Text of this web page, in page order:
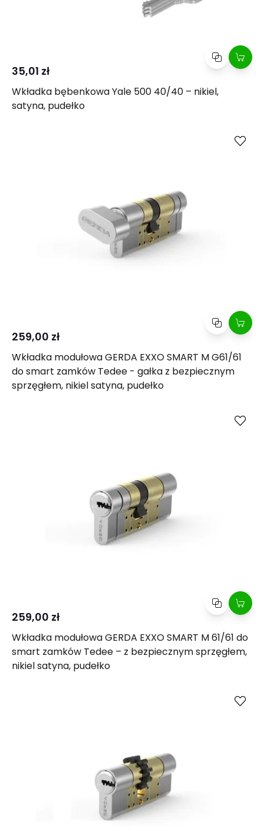
35,01 zł
Wkładka bębenkowa Yale 500 40/40 – nikiel,
satyna, pudełko
259,00 zł
Wkładka modułowa GERDA EXXO SMART M G61/61
do smart zamków Tedee - gałka z bezpiecznym
sprzęgłem, nikiel satyna, pudełko
259,00 zł
Wkładka modułowa GERDA EXXO SMART M 61/61 do
smart zamków Tedee – z bezpiecznym sprzęgłem,
nikiel satyna, pudełko